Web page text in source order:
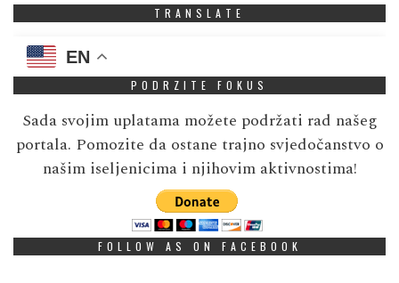
TRANSLATE
EN
PODRZITE FOKUS
Sada svojim uplatama možete podržati rad našeg
portala. Pomozite da ostane trajno svjedočanstvo o
našim iseljenicima i njihovim aktivnostima!
FOLLOW AS ON FACEBOOK